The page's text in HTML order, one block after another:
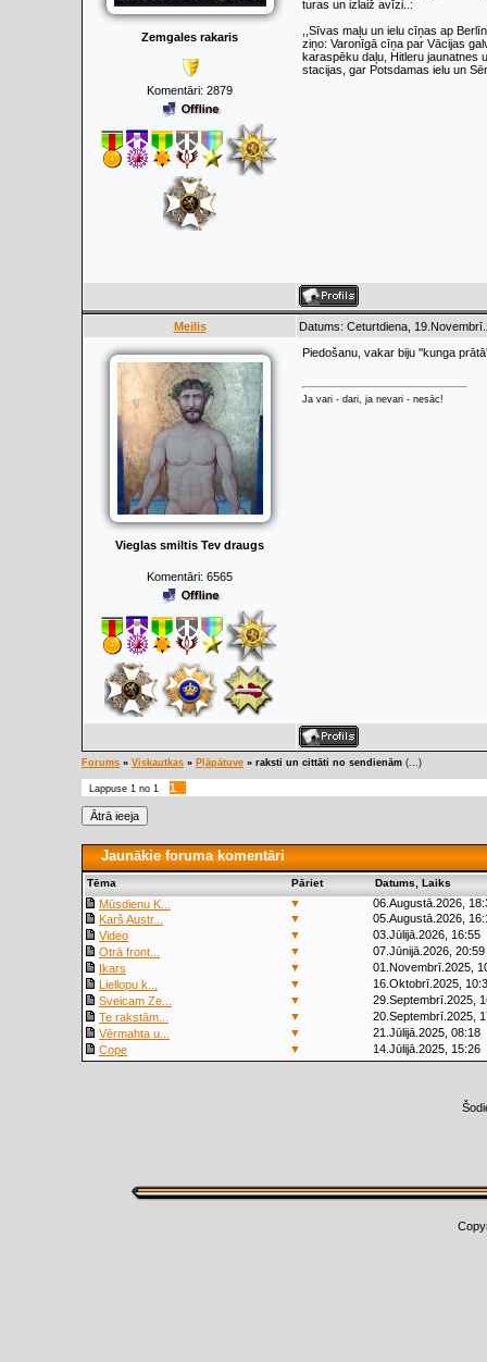
Zemgales rakaris
Komentāri: 2879
turas un izlaiž avīzi..:
,,Sīvas maļu un ielu cīņas ap
ziņo: Varonīgā cīņa par Vācijas
karaspēku daļu, Hitleru jaunatnes
stacijas, gar Potsdamas ielu un
Meilis Datums: Ceturtdiena,
Vieglas smiltis Tev draugs
Komentāri: 6565
Piedošanu, vakar biju ''kunga
Ja vari - dari, ja nevari - nesāc!
Forums » Viskautkas » Pļāpātuve » raksti un cittāti no sendienām (...)
Lappuse 1 no 1 1
Jaunākie foruma komentāri
Tēma Pāriet Datums, Laiks
Mūsdienu K... ▼
06.Augustā.2026,
Karš Austr...
▼
05.Augustā.2026,
Video
▼
03.Jūlijā.2026, 16:55
Otrā front...
▼
07.Jūnijā.2026, 20:59
Ikars
▼
01.Novembrī.2025,
Liellopu k...
▼
16.Oktobrī.2025,
Sveicam Ze...
▼
29.Septembrī.2025,
Te rakstām...
▼
20.Septembrī.2025,
Vērmahta u...
▼
21.Jūlijā.2025, 08:18
Cope
▼ 14.Jūlijā.2025, 15:26